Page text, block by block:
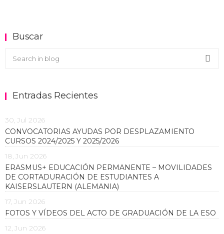
Buscar
Buscar en el blog
Entradas Recientes
30, Jul 2026
CONVOCATORIAS AYUDAS POR DESPLAZAMIENTO
CURSOS 2024/2025 Y 2025/2026
18, Jun 2026
ERASMUS+ EDUCACIÓN PERMANENTE – MOVILIDADES
DE CORTADURACIÓN DE ESTUDIANTES A
KAISERSLAUTERN (ALEMANIA)
17, Jun 2026
FOTOS Y VÍDEOS DEL ACTO DE GRADUACIÓN DE LA ESO
12, Jun 2026